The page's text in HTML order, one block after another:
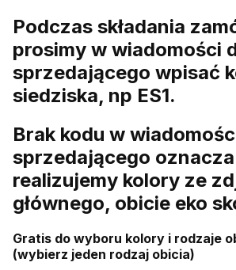
Podczas składania
prosimy w wiadomości
sprzedającego wpisać
siedziska, np ES1.
Brak kodu w
sprzedającego
realizujemy kolory ze
głównego, obicie eko
Gratis do wyboru kolory i rodzaje
(wybierz jeden rodzaj obicia)